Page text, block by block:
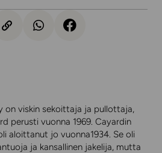
on viskin sekoittaja ja pullottaja,
perusti vuonna 1969. Cayardin
aloittanut jo vuonna1934. Se oli
ja kansallinen jakelija, mutta